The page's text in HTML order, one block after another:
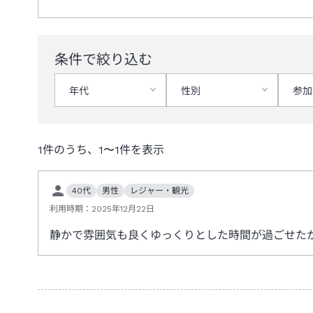
条件で絞り込む
年代 性別 参
1件のうち、 1〜1件を表示
40代 男性
レジャー・観光
利用時期： 2025年12月22日
静かで雰囲気も良くゆっくりとした時間が過ごせた